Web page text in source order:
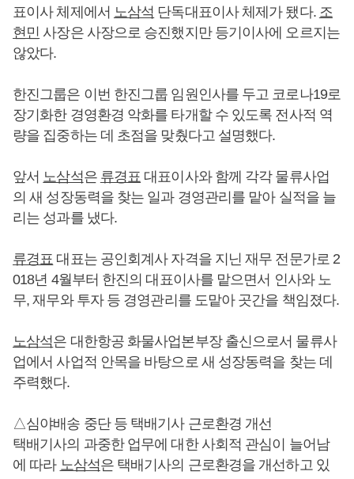
표이사 체제에서 노삼석 단독대표이사 체제가 됐다. 조
현민 사장은 사장으로 승진했지만 등기이사에 오르지는
않았다.
한진그룹은 이번 한진그룹 임원인사를 두고 코로나19로
장기화한 경영환경 악화를 타개할 수 있도록 전사적 역
량을 집중하는 데 초점을 맞췄다고 설명했다.
앞서 노삼석은 류경표 대표이사와 함께 각각 물류사업
의 새 성장동력을 찾는 일과 경영관리를 맡아 실적을 늘
리는 성과를 냈다.
류경표 대표는 공인회계사 자격을 지닌 재무 전문가로 2
018년 4월부터 한진의 대표이사를 맡으면서 인사와 노
무, 재무와 투자 등 경영관리를 도맡아 곳간을 책임졌다.
노삼석은 대한항공 화물사업본부장 출신으로서 물류사
업에서 사업적 안목을 바탕으로 새 성장동력을 찾는 데
주력했다.
△심야배송 중단 등 택배기사 근로환경 개선
택배기사의 과중한 업무에 대한 사회적 관심이 늘어남
에 따라 노삼석은 택배기사의 근로환경을 개선하고 있